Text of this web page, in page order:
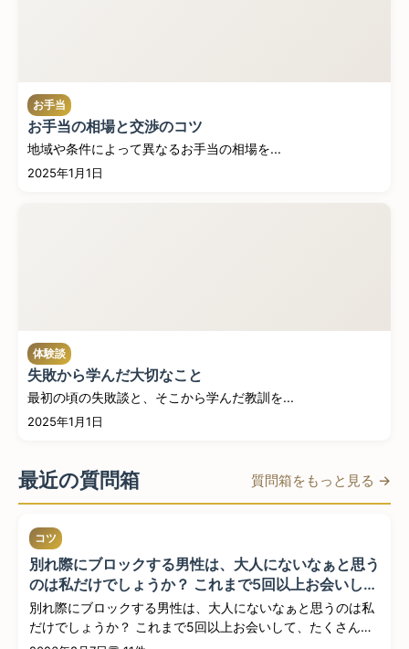
お手当
お手当の相場と交渉のコツ
地域や条件によって異なるお手当の相場を...
2025年1月1日
体験談
失敗から学んだ大切なこと
最初の頃の失敗談と、そこから学んだ教訓を...
2025年1月1日
最近の質問箱 質問箱をもっと見る →
コツ
別れ際にブロックする男性は、大人にないなぁと思う
のは私だけでしょうか？ これまで5回以上お会いし
て、たくさんお食事やデートなどをして楽しんだの
に、お別れの際に既読スルーや返信を返さないブロッ
クなどそう...
別れ際にブロックする男性は、大人にないなぁと思うのは私
だけでしょうか？ これまで5回以上お会いして、たくさんお
食事...